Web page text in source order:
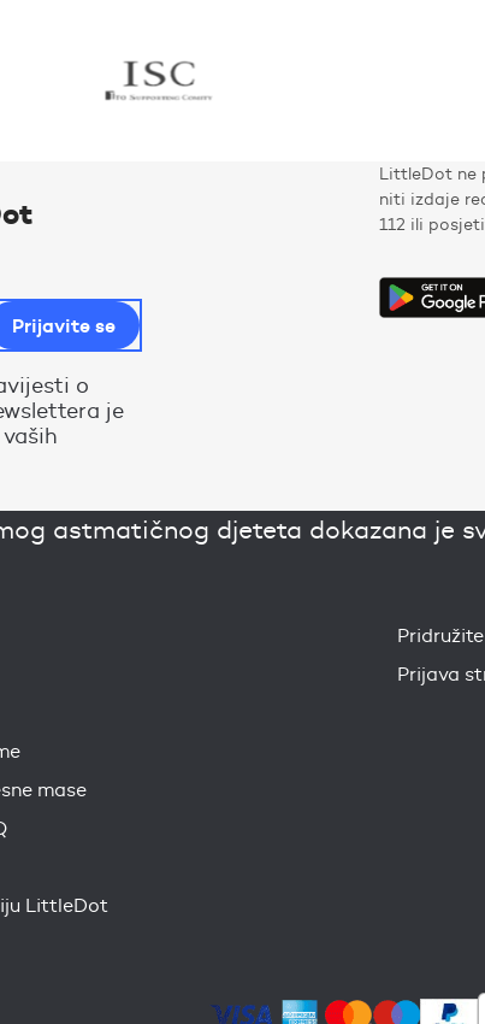
o
je
LittleDot ne
niti izdaje
112 ili
astmatičnog djeteta dokazana je
mase
LittleDot
Prijava